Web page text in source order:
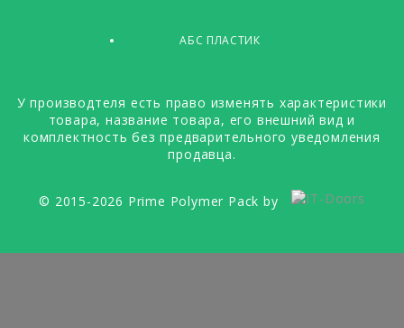
АБС ПЛАСТИК
У производтеля есть право изменять характеристики
товара, название товара, его внешний вид и
комплектность без предварительного уведомления
продавца.
© 2015-2026 Prime Polymer Pack by